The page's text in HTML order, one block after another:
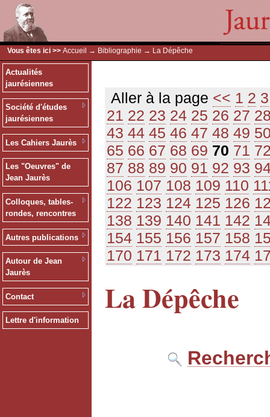
Vous êtes ici >> Accueil → Bibliographie → La Dépêche
Actualités
jaurésiennes
Société d'études
jaurésiennes
Les Cahiers Jaurès
Les "Oeuvres" de
Jean Jaurès
Colloques, tables-
rondes, rencontres
Autres publications
Autour de Jean
Jaurès
Contact
Lettre d'information
Aller à la page << 1 2 3
21 22 23 24 25 26 27
43 44 45 46 47 48 49
65 66 67 68 69 70 71
87 88 89 90 91 92 93
106 107 108 109 110
122 123 124 125 126
138 139 140 141 142
154 155 156 157 158
170 171 172 173 174
La Dépêche